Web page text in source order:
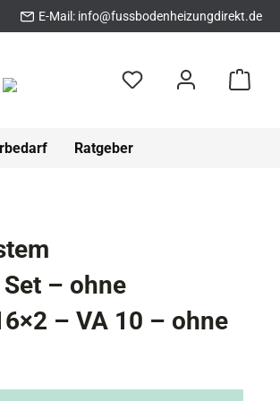
E-Mail: info@fussbodenheizungdirekt.de
Ratgeber
– ohne
– VA 10 – ohne